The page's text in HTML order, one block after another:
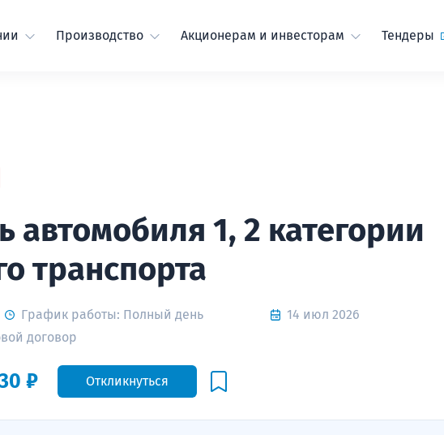
Производство Акционерам и инвесторам Тендеры
автомобиля 1, 2 категории
транспорта
График работы: Полный день
14 июл 2026
договор
₽ Откликнуться